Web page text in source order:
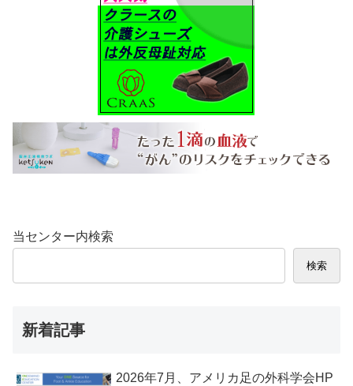
当センター内検索
検索
新着記事
2026年7月、アメリカ足の外科学会HP